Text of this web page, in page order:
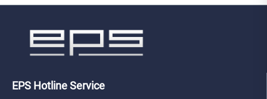
EPS Hotline Service